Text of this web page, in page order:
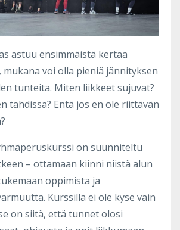
astuu ensimmäistä kertaa
mukana voi olla pieniä jännityksen
tunteita. Miten liikkeet sujuvat?
tahdissa? Entä jos en ole riittävän
on suunniteltu
– ottamaan kiinni niistä alun
oppimista ja
Kurssilla ei ole kyse vain
on siitä, että tunnet olosi